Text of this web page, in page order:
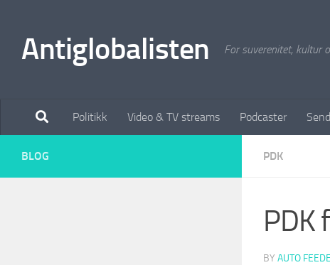
Antiglobalisten For suverenitet, kultur
Politikk Video & TV streams Podcaster
PDK
PDK
BY AUTO
BLOG